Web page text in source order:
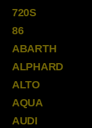
720S
86
ABARTH
ALPHARD
ALTO
AQUA
AUDI